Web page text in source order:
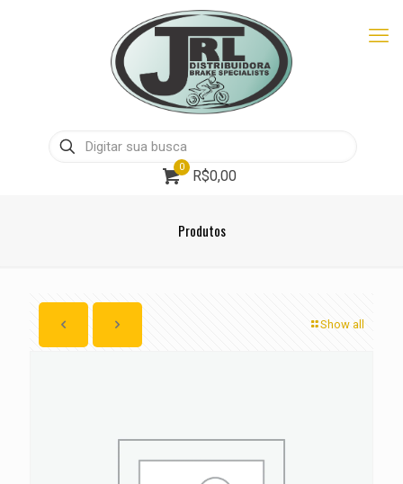
0
R$0,00
Produtos
Show all